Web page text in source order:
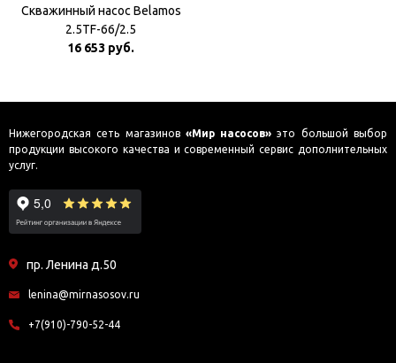
Скважинный насос Belamos
2.5TF-66/2.5
16 653 руб.
Нижегородская сеть магазинов «Мир насосов» это большой выбор
продукции высокого качества и современный сервис дополнительных
услуг.
пр. Ленина д.50
lenina@mirnasosov.ru
+7(910)-790-52-44